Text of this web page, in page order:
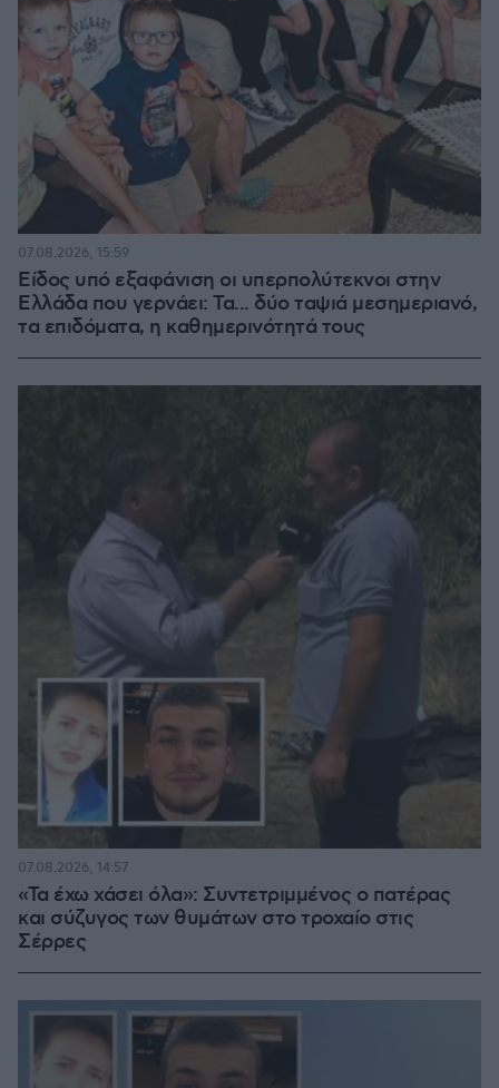
Είδος υπό εξαφάνιση οι υπερπολύτεκνοι στην
Ελλάδα που γερνάει: Τα... δύο ταψιά μεσημεριανό,
τα επιδόματα, η καθημερινότητά τους
07.08.2026, 15:59
«Τα έχω χάσει όλα»: Συντετριμμένος ο πατέρας
και σύζυγος των θυμάτων στο τροχαίο στις
Σέρρες
07.08.2026, 14:57